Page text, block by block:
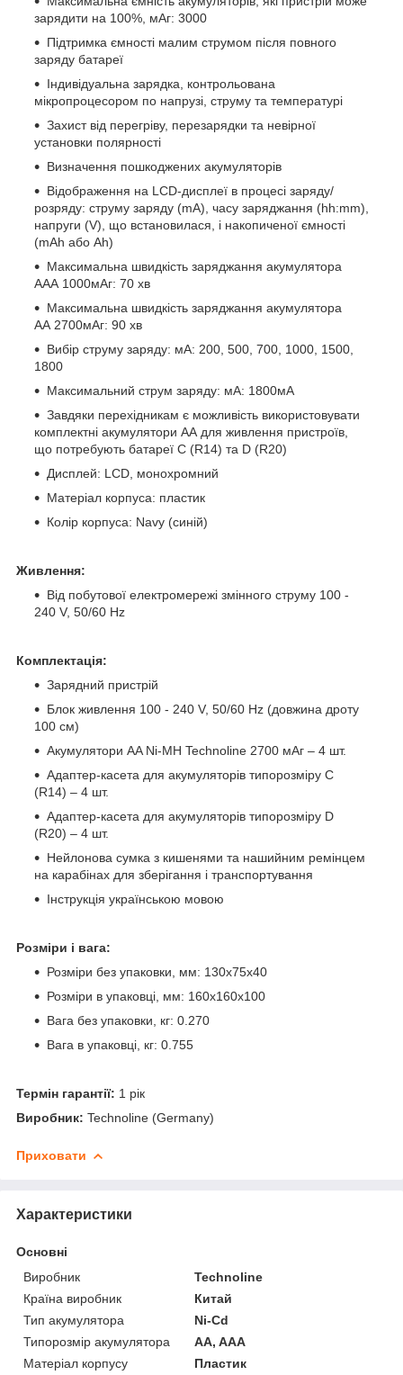
зарядити на 100%, мАг: 3000
Підтримка ємності малим струмом після повного
заряду батареї
Індивідуальна зарядка, контрольована
мікропроцесором по напрузі, струму та температурі
Захист від перегріву, перезарядки та невірної
установки полярності
Визначення пошкоджених акумуляторів
Відображення на LCD-дисплеї в процесі заряду/
розряду: струму заряду (mA), часу заряджання (hh:mm),
напруги (V), що встановилася, і накопиченої ємності
(mAh або Ah)
Максимальна швидкість заряджання акумулятора
ААА 1000мАг: 70 хв
Максимальна швидкість заряджання акумулятора
АА 2700мАг: 90 хв
Вибір струму заряду: мА: 200, 500, 700, 1000, 1500,
1800
Максимальний струм заряду: мА: 1800мА
Завдяки перехідникам є можливість використовувати
комплектні акумулятори АА для живлення пристроїв,
що потребують батареї C (R14) та D (R20)
Дисплей: LCD, монохромний
Матеріал корпуса: пластик
Колір корпуса: Navy (синій)
Живлення:
Від побутової електромережі змінного струму 100 -
240 V, 50/60 Hz
Комплектація:
Зарядний пристрій
Блок живлення 100 - 240 V, 50/60 Hz (довжина дроту
100 см)
Акумулятори AA Ni-MH Technoline 2700 мAг – 4 шт.
Адаптер-касета для акумуляторів типорозміру С
(R14) – 4 шт.
Адаптер-касета для акумуляторів типорозміру D
(R20) – 4 шт.
Нейлонова сумка з кишенями та нашийним ремінцем
на карабінах для зберігання і транспортування
Інструкція українською мовою
Розміри і вага:
Розміри без упаковки, мм: 130х75х40
Розміри в упаковці, мм: 160х160х100
Вага без упаковки, кг: 0.270
Вага в упаковці, кг: 0.755
Термін гарантії: 1 рік
Виробник: Technoline (Germany)
Приховати
Характеристики
Основні
Виробник
Technoline
Країна виробник
Китай
Тип акумулятора
Ni-Cd
Типорозмір акумулятора
AA, AAA
Матеріал корпусу
Пластик